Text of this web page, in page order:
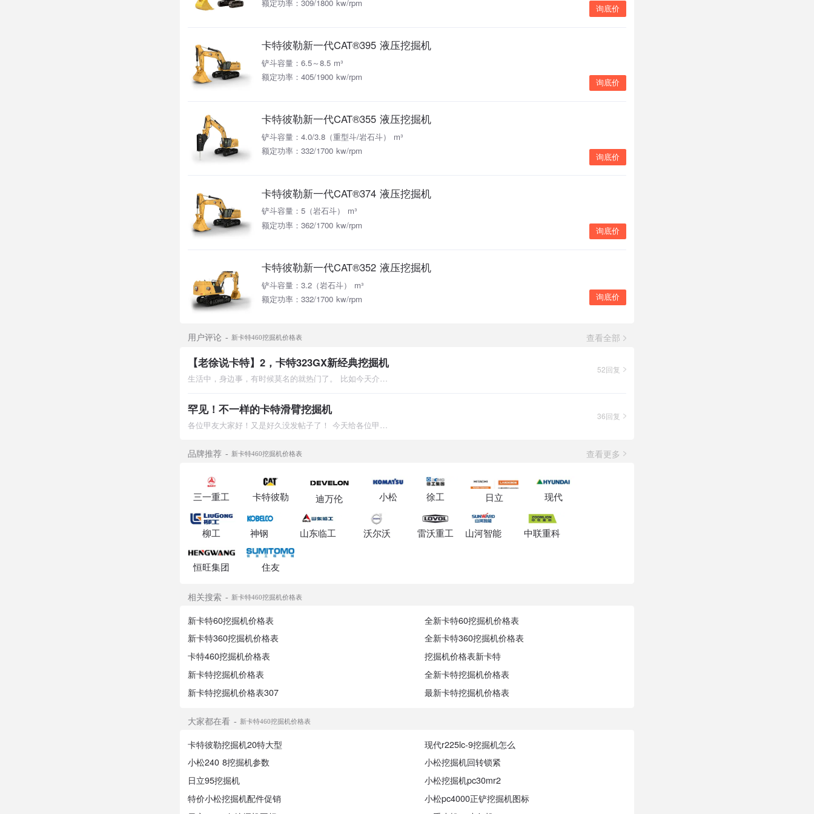
额定功率：309/1800 kw/rpm
询底价
卡特彼勒新一代CAT®395 液压挖掘机
铲斗容量：6.5～8.5 m³
额定功率：405/1900 kw/rpm
询底价
卡特彼勒新一代CAT®355 液压挖掘机
铲斗容量：4.0/3.8（重型斗/岩石斗） m³
额定功率：332/1700 kw/rpm
询底价
卡特彼勒新一代CAT®374 液压挖掘机
铲斗容量：5（岩石斗） m³
额定功率：362/1700 kw/rpm
询底价
卡特彼勒新一代CAT®352 液压挖掘机
铲斗容量：3.2（岩石斗） m³
额定功率：332/1700 kw/rpm
询底价
用户评论 新卡特460挖掘机价格表 查看全部
【老徐说卡特】2，卡特323GX新经典挖掘机
生活中，身边事，有时候莫名的就热门了。 比如今天介绍的主角，
52回复
罕见！不一样的卡特滑臂挖掘机
各位甲友大家好！又是好久没发帖子了！ 今天给各位甲友带来一
36回复
品牌推荐 新卡特460挖掘机价格表 查看更多
三一重工 卡特彼勒 迪万伦 小松 徐工 日立 现代
柳工 神钢 山东临工 沃尔沃 雷沃重工 山河智能 中联重科
恒旺集团 住友
相关搜索 新卡特460挖掘机价格表
新卡特60挖掘机价格表
全新卡特60挖掘机价格表
新卡特360挖掘机价格表
全新卡特360挖掘机价格表
卡特460挖掘机价格表
挖掘机价格表新卡特
新卡特挖掘机价格表
全新卡特挖掘机价格表
新卡特挖掘机价格表307
最新卡特挖掘机价格表
大家都在看 新卡特460挖掘机价格表
卡特彼勒挖掘机20特大型
现代r225lc-9挖掘机怎么
小松240 8挖掘机参数
小松挖掘机回转锁紧
日立95挖掘机
小松挖掘机pc30mr2
特价小松挖掘机配件促销
小松pc4000正铲挖掘机图标